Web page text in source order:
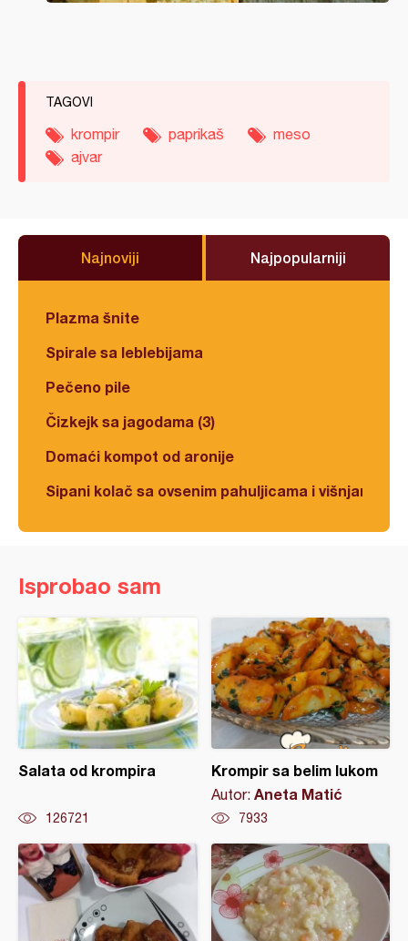
TAGOVI
krompir paprikaš
meso
ajvar
Najnoviji Najpopularniji
Plazma šnite
Spirale sa leblebijama
Pečeno pile
Čizkejk sa jagodama (3)
Domaći kompot od aronije
Sipani kolač sa ovsenim pahuljicama i višnjama
Isprobao sam
Salata od krompira
126721
Krompir sa belim lukom
Autor: Aneta Matić
7933